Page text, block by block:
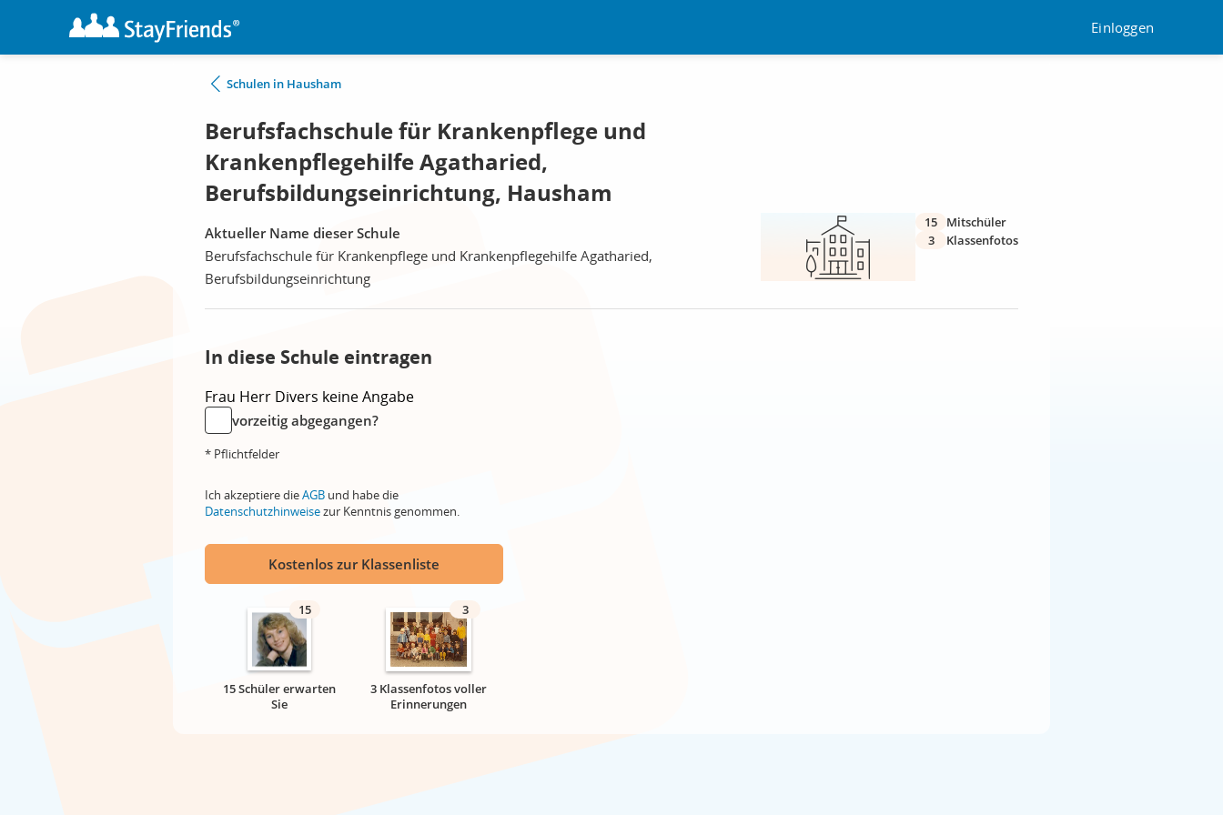
Einloggen
Schulen in Hausham
Berufsfachschule für Krankenpflege und
Krankenpflegehilfe Agatharied,
Berufsbildungseinrichtung, Hausham
Aktueller Name dieser Schule
Berufsfachschule für Krankenpflege und Krankenpflegehilfe Agatharied,
Berufsbildungseinrichtung
15
Mitschüler
3
Klassenfotos
In diese Schule eintragen
Frau Herr Divers keine Angabe
vorzeitig abgegangen?
* Pflichtfelder
Ich akzeptiere dieAGB und habe die
Datenschutzhinweisezur Kenntnis genommen.
Kostenlos zur Klassenliste
15
15 Schüler erwarten
Sie
3
3 Klassenfotos voller
Erinnerungen